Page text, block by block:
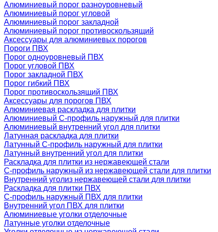
Алюминиевый порог разноуровневый
Алюминиевый порог угловой
Алюминиевый порог закладной
Алюминиевый порог противоскользящий
Аксессуары для алюминиевых порогов
Пороги ПВХ
Порог одноуровневый ПВХ
Порог угловой ПВХ
Порог закладной ПВХ
Порог гибкий ПВХ
Порог противоскользящий ПВХ
Аксессуары для порогов ПВХ
Алюминиевая раскладка для плитки
Алюминиевый С-профиль наружный для плитки
Алюминиевый внутренний угол для плитки
Латунная раскладка для плитки
Латунный С-профиль наружный для плитки
Латунный внутренний угол для плитки
Раскладка для плитки из нержавеющей стали
С-профиль наружный из нержавеющей стали для плитки
Внутренний уголиз нержавеющей стали для плитки
Раскладка для плитки ПВХ
С-профиль наружный ПВХ для плитки
Внутренний угол ПВХ для плитки
Алюминиевые уголки отделочные
Латунные уголки отделочные